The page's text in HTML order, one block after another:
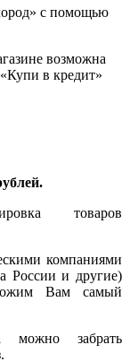
с помощью
возможна
в кредит»
товаров
компаниями
России и другие)
Вам самый
можно забрать